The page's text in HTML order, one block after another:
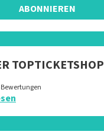
ABONNIEREN
TOPTICKETSHOP
Bewertungen